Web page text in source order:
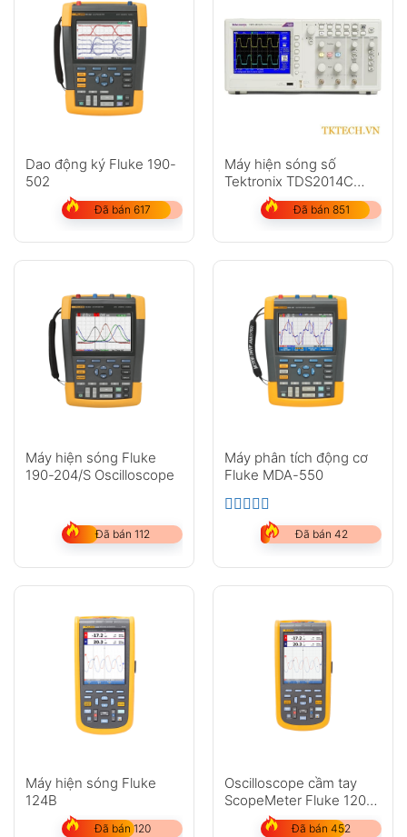
Dao động ký Fluke 190-
502
Đã bán 617
Máy hiện sóng số
Tektronix TDS2014C
100MHz 4 kênh 2 GS/s
Đã bán 851
Máy hiện sóng Fluke
190-204/S Oscilloscope
Đã bán 112
Máy phân tích động cơ
Fluke MDA-550
Được xếp hạng5.005 sao
Đã bán 42
Máy hiện sóng Fluke
124B
Đã bán 120
Oscilloscope cầm tay
ScopeMeter Fluke 120B
Đã bán 452